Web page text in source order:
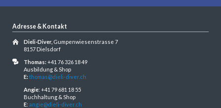
Adresse & Kontakt
Dieli-Diver, Gumpenwiesenstrasse 7
8157 Dielsdorf
Thomas:+41 76 326 18 49
Ausbildung & Shop
E:thomas@dieli-diver.ch
Angie: +41 79 681 18 55
Buchhaltung & Shop
E: angie@dieli-diver.ch